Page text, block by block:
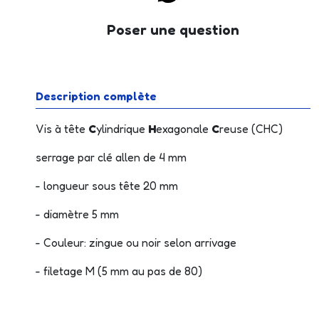
Poser une question
Description complète
Vis à tête Cylindrique Hexagonale Creuse (CHC)
serrage par clé allen de 4 mm
- longueur sous tête 20 mm
- diamètre 5 mm
- Couleur: zingue ou noir selon arrivage
- filetage M (5 mm au pas de 80)